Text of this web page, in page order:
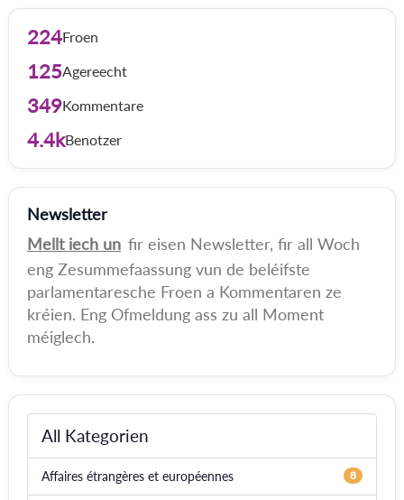
224Froen
125Agereecht
349Kommentare
4.4kBenotzer
Newsletter
Mellt iech un fir eisen Newsletter, fir all Woch
eng Zesummefaassung vun de beléifste
parlamentaresche Froen a Kommentaren ze
kréien. Eng Ofmeldung ass zu all Moment
méiglech.
All Kategorien
Affaires étrangères et européennes 8